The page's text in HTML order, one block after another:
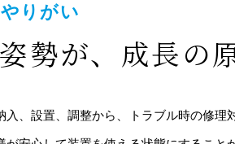
りがい
勢が、成長の
入、設置、調整から、トラブル時の修